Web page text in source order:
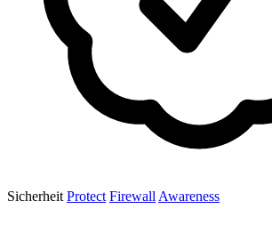
Sicherheit Protect Firewall Awareness